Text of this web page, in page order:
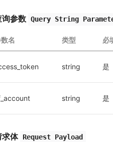
询参数 Query String
名 类型 必
string 是
string 是
求体 Request Payload